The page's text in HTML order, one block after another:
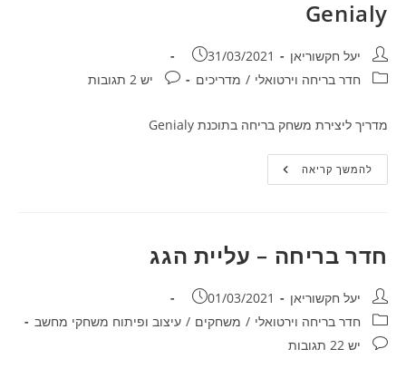
Genialy
מחבר:יעל חקשוריאן פורסם:
31/03/2021
קטגוריה:חדר בריחה וירטואלי / מדריכים תגובות:
יש 2 תגובות
מדריך ליצירת משחק בריחה בתוכנת Genialy
להמשך קריאהמדריך
ליצירת
חדר בריחה – עליית הגג
מחבר:יעל חקשוריאן פורסם:
01/03/2021
קטגוריה:חדר בריחה וירטואלי / משחקים / עיצוב ופיתוח משחקי מחשב
תגובות:
יש 22 תגובות